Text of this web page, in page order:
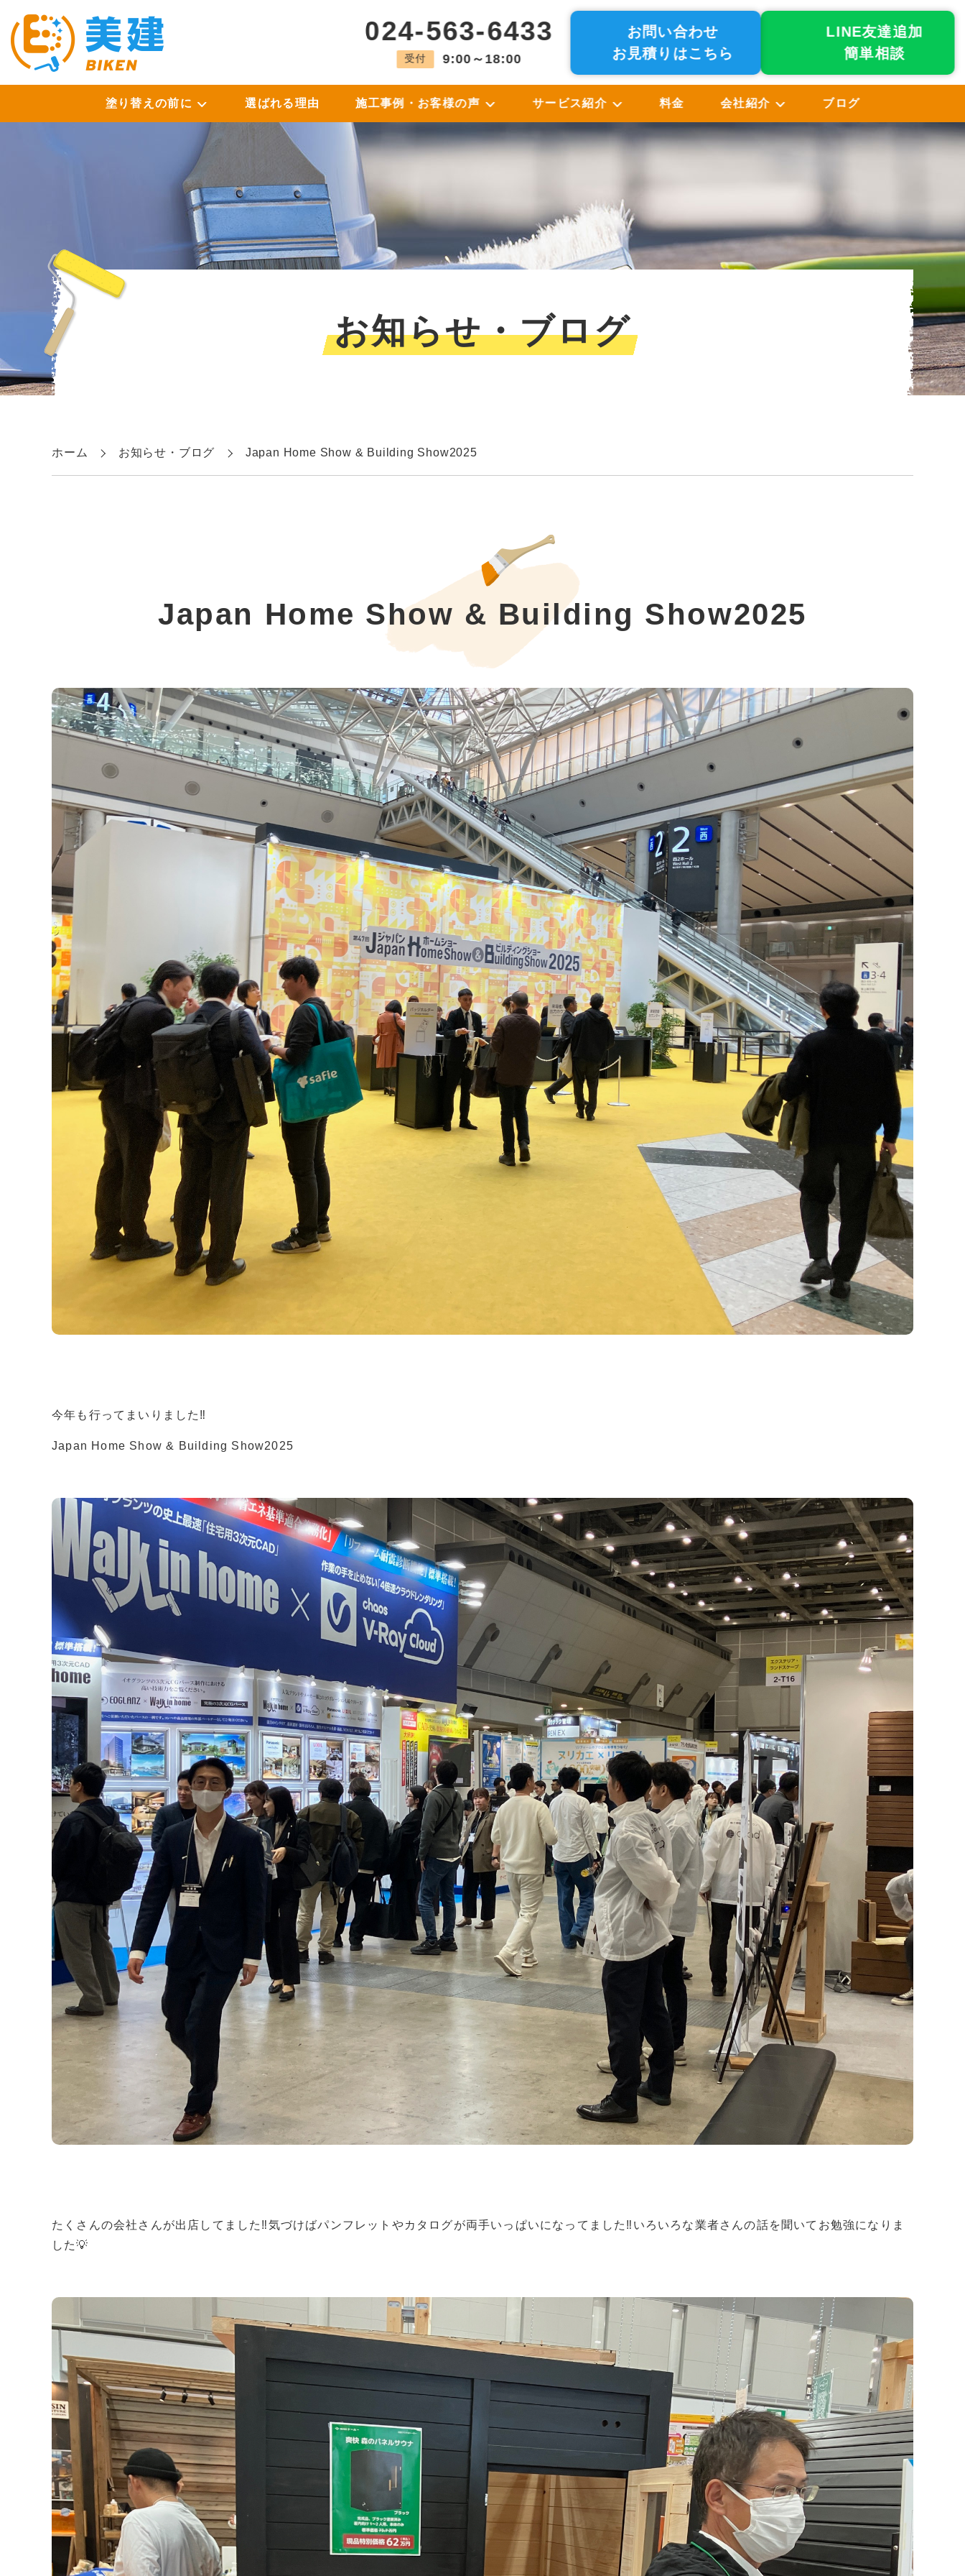
024-563-6433
受付 9:00～18:00
お問い合わせ
お見積りはこちら
LINE友達追加
簡単相談
塗り替えの前に 選ばれる理由 施工事例・お客様の声 サービス紹介 料金 会社紹介 ブログ
お知らせ・ブログ
ホーム お知らせ・ブログ Japan Home Show & Building Show2025
Japan Home Show & Building Show2025
今年も行ってまいりました‼︎
Japan Home Show & Building Show2025
たくさんの会社さんが出店してました‼︎気づけばパンフレットやカタログが両手いっぱいになってました‼︎いろいろな業者さんの話を聞いてお勉強になりま
した💡